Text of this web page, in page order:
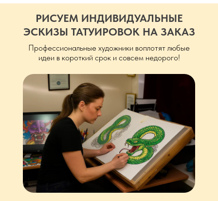
Профессиональные художники воплотят любые
идеи в короткий срок и совсем недорого!
РИСУЕМ ИНДИВИДУАЛЬНЫЕ
ЭСКИЗЫ ТАТУИРОВОК НА ЗАКАЗ